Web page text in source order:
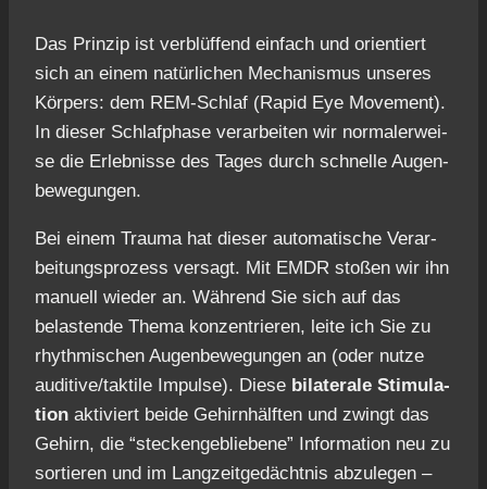
Das Prin­zip ist ver­blüf­fend ein­fach und ori­en­tiert
sich an einem natür­li­chen Mecha­nis­mus unse­res
Kör­pers: dem REM-Schlaf (Rapid Eye Move­ment).
In die­ser Schlaf­pha­se ver­ar­bei­ten wir nor­ma­ler­wei­
se die Erleb­nis­se des Tages durch schnel­le Augen­
be­we­gun­gen.
Bei einem Trau­ma hat die­ser auto­ma­ti­sche Ver­ar­
bei­tungs­pro­zess ver­sagt. Mit EMDR sto­ßen wir ihn
manu­ell wie­der an. Wäh­rend Sie sich auf das
belas­ten­de The­ma kon­zen­trie­ren, lei­te ich Sie zu
rhyth­mi­schen Augen­be­we­gun­gen an (oder nut­ze
auditive/taktile Impul­se). Die­se bila­te­ra­le Sti­mu­la­
ti­on akti­viert bei­de Gehirn­hälf­ten und zwingt das
Gehirn, die “ste­cken­ge­blie­be­ne” Infor­ma­ti­on neu zu
sor­tie­ren und im Lang­zeit­ge­dächt­nis abzu­le­gen –